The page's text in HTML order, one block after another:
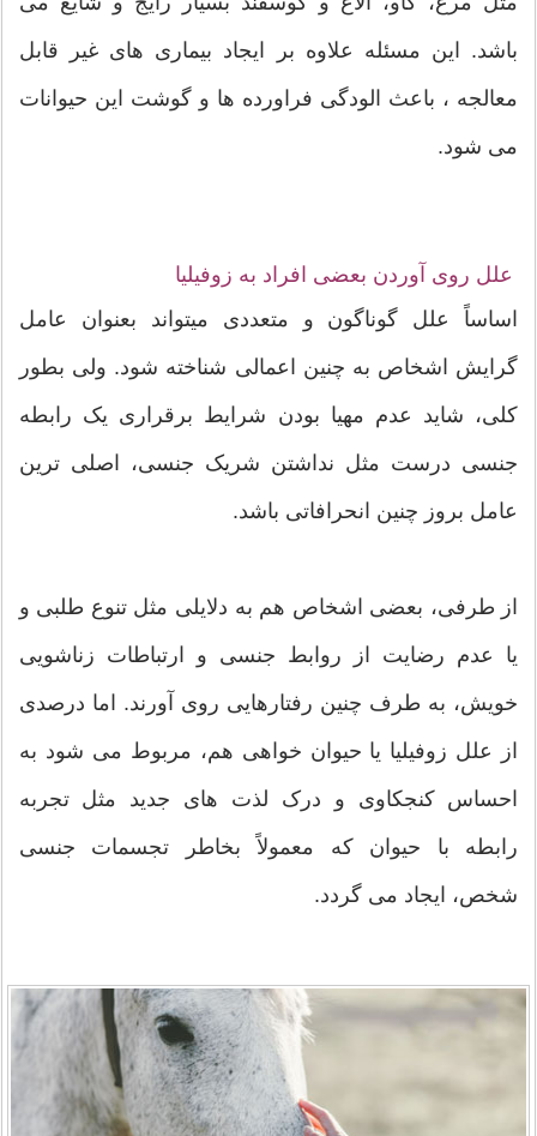
باشد. این مسئله علاوه بر ایجاد بیماری های غیر قابل
معالجه ، باعث الودگی فراورده ها و گوشت این حیوانات
می شود.
علل روی آوردن بعضی افراد به زوفیلیا
اساساً علل گوناگون و متعددی میتواند بعنوان عامل
گرایش اشخاص به چنين اعمالی شناخته شود. ولی بطور
کلی، شاید عدم مهیا بودن شرایط برقراری یک رابطه
جنسی درست مثل نداشتن شریک جنسی، اصلی ترین
عامل بروز چنين انحرافاتی باشد.
از طرفی، بعضی اشخاص هم به دلایلی مثل تنوع طلبی و
یا عدم رضایت از روابط جنسی و ارتباطات زناشویی
خویش، به طرف چنين رفتارهایی روی آورند. اما درصدی
از علل زوفیلیا یا حیوان خواهی هم، مربوط می شود به
احساس کنجکاوی و درک لذت های جدید مثل تجربه
رابطه با حیوان که معمولاً بخاطر تجسمات جنسی
شخص، ایجاد می گردد.